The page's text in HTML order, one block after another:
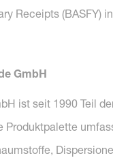
Receipts (BASFY)
GmbH
ist seit 1990 Teil
Produktpalette